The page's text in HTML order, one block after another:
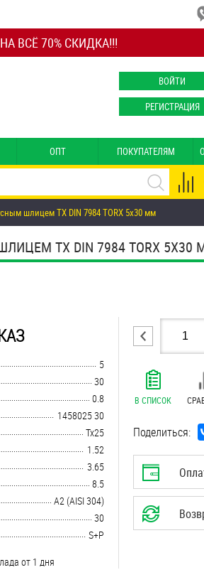
ВСЁ 70% СКИДКА!!!
ВОЙТИ
РЕГИСТРАЦИЯ
ОПТ ПОКУПАТЕЛЯМ
шлицем TX DIN 7984 TORX 5х30 мм
TX DIN 7984 TORX 5Х30
5
30
0.8
1458025 30
Tx25
1.52
3.65
8.5
А2 (AISI 304)
30
S+P
от 1 дня
В СПИСОК
Поделиться: